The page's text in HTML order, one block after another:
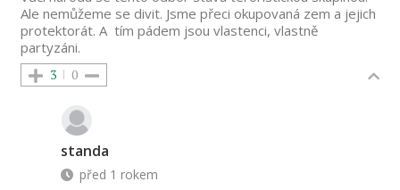
Ale nemůžeme se divit. Jsme přeci okupovaná zem a jejich
protektorát. A tím pádem jsou vlastenci, vlastně
partyzáni.
3 0
standa
před 1 rokem